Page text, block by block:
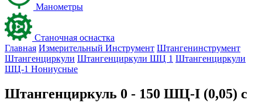
Манометры
Станочная оснастка
Главная Измерительный Инструмент Штангенинструмент
Штангенциркули Штангенциркули ШЦ 1 Штангенциркули
ШЦ-1 Нониусные
Штангенциркуль 0 - 150 ШЦ-I (0,05) с